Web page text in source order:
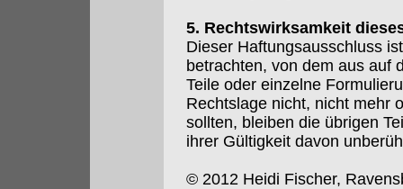
5. Rechtswirksamkeit
Dieser Haftungsausschluss
betrachten, von dem aus auf
Teile oder einzelne
Rechtslage nicht, nicht mehr
sollten, bleiben die übrigen
ihrer Gültigkeit davon
© 2012 Heidi Fischer,